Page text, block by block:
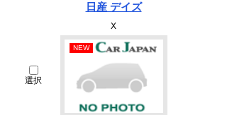
日産 デイズ
X
選択
NEW